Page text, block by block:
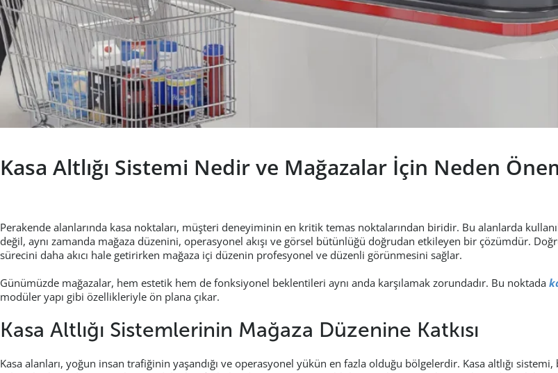
Kasa Altlığı Sistemi Nedir ve Mağazalar İçin Neden
Perakende alanlarında kasa noktaları, müşteri deneyiminin en kritik temas noktalarından biridir. Bu alanlarda
değil, aynı zamanda mağaza düzenini, operasyonel akışı ve görsel bütünlüğü doğrudan etkileyen bir çözümdür.
sürecini daha akıcı hale getirirken mağaza içi düzenin profesyonel ve düzenli görünmesini sağlar.
Günümüzde mağazalar, hem estetik hem de fonksiyonel beklentileri aynı anda karşılamak zorundadır. Bu noktada
modüler yapı gibi özellikleriyle ön plana çıkar.
Kasa Altlığı Sistemlerinin Mağaza Düzenine Katkısı
Kasa alanları, yoğun insan trafiğinin yaşandığı ve operasyonel yükün en fazla olduğu bölgelerdir. Kasa altlığı